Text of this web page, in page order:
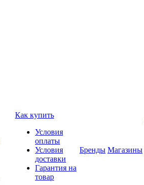
Как купить
Условия
оплаты
Условия
доставки
Гарантия на
товар
Бренды Магазины